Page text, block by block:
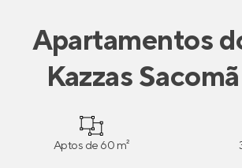
Apartamentos
Kazzas
Aptos de 60 m²